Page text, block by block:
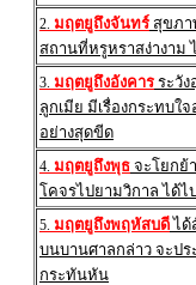
2. มฤตยูถึงจันทร์ สุขภา
สถานที่หรูหราสง่างาม
3. มฤตยูถึงอังคาร ระวั
ลูกเมีย มีเรื่องกระทบใ
อย่างสุดขีด
4. มฤตยูถึงพุธ จะโยกย้
โคจรไปยามวิกาล ได้ไ
5. มฤตยูถึงพฤหัสบดีได้
บนบานศาลกล่าว จะปร
กระทันหัน